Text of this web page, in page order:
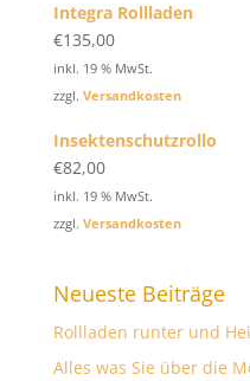
Integra Rollladen
€135,00
inkl. 19 % MwSt.
zzgl. Versandkosten
Insektenschutzrollo
€82,00
inkl. 19 % MwSt.
zzgl. Versandkosten
Neueste Beiträge
Rollladen runter und
Alles was Sie über die